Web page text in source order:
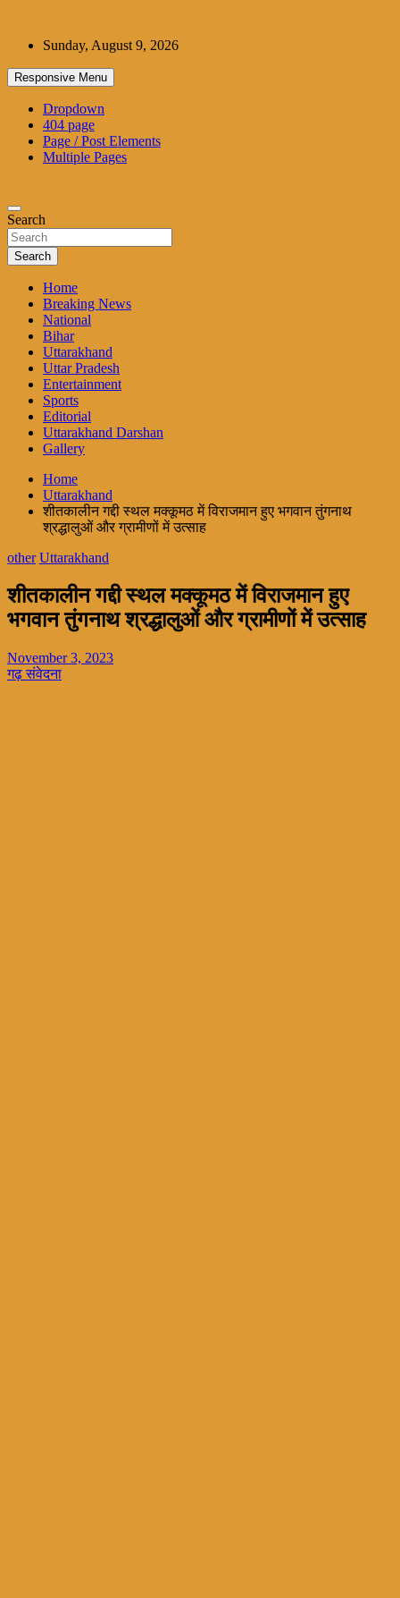
contentSunday, August 9, 2026
Responsive Menu
Dropdown
404 page
Page / Post Elements
Multiple Pages
Search
Search
Home
Breaking News
National
Bihar
Uttarakhand
Uttar Pradesh
Entertainment
Sports
Editorial
Uttarakhand Darshan
Gallery
Home
Uttarakhand
शीतकालीन गद्दी स्थल मक्कूमठ में विराजमान हुए भगवान तुंगनाथ
श्रद्धालुओं और ग्रामीणों में उत्साह
other Uttarakhand
शीतकालीन गद्दी स्थल मक्कूमठ में विराजमान हुए
भगवान तुंगनाथ श्रद्धालुओं और ग्रामीणों में उत्साह
November 3, 2023
गढ़ संवेदना